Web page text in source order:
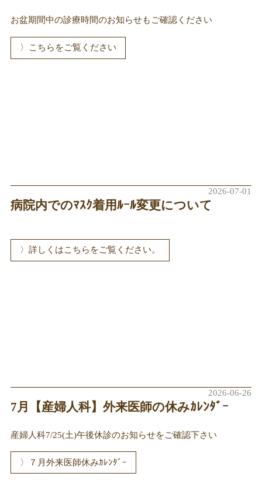
お盆期間中の診療時間のお知らせもご確認ください
こちらをご覧ください
病院内でのﾏｽｸ着用ﾙｰﾙ変更について
2026-07-01
詳しくはこちらをご覧ください。
7月【産婦人科】外来医師の休みｶﾚﾝﾀﾞｰ
2026-06-26
産婦人科7/25(土)午後休診のお知らせをご確認下さい
７月外来医師休みｶﾚﾝﾀﾞｰ